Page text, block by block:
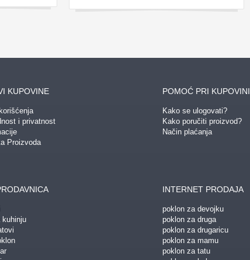
KUPOVINE
i privatnost
Proizvoda
POMOĆ PRI KUPOVINI
Kako se ulogovati?
Kako poručiti proizvod?
Način plaćanja
kuhinju
INTERNET PRODAJA
poklon za devojku
poklon za druga
poklon za drugaricu
poklon za mamu
poklon za tatu